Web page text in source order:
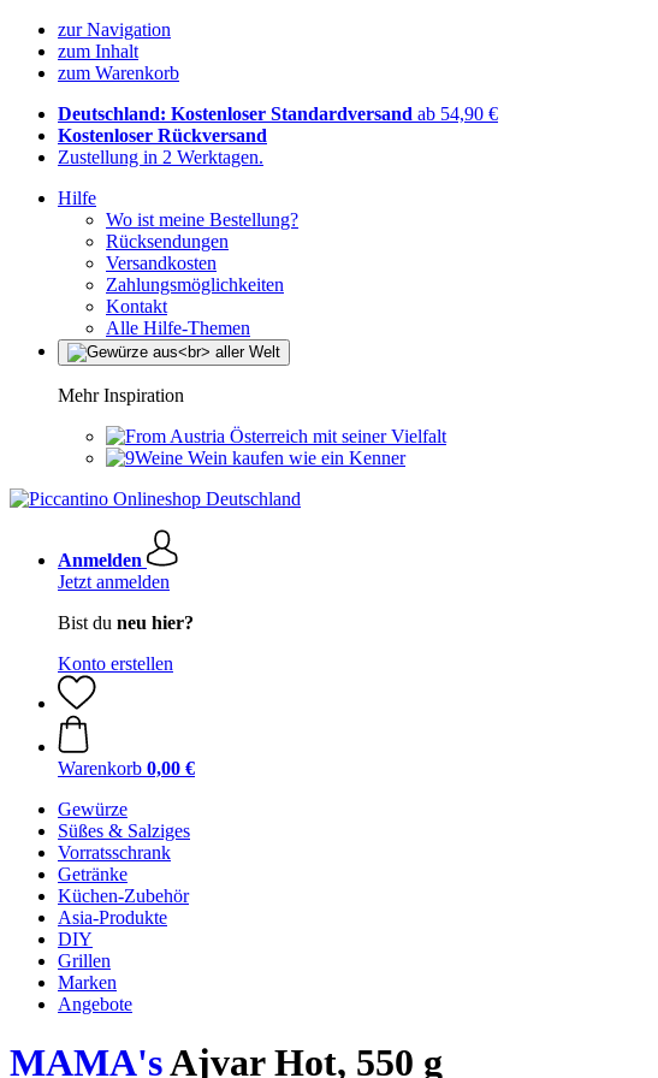
zur Navigation
zum Inhalt
zum Warenkorb
Deutschland: Kostenloser Standardversand ab 54,90 €
Kostenloser Rückversand
Zustellung in 2 Werktagen.
Hilfe
Wo ist meine Bestellung?
Rücksendungen
Versandkosten
Zahlungsmöglichkeiten
Kontakt
Alle Hilfe-Themen
Mehr Inspiration
Österreich mit seiner Vielfalt
Wein kaufen wie ein Kenner
Anmelden
Jetzt anmelden
Bist du neu hier?
Konto erstellen
Warenkorb 0,00 €
Gewürze
Süßes & Salziges
Vorratsschrank
Getränke
Küchen-Zubehör
Asia-Produkte
DIY
Grillen
Marken
Angebote
MAMA'sAjvar Hot, 550 g